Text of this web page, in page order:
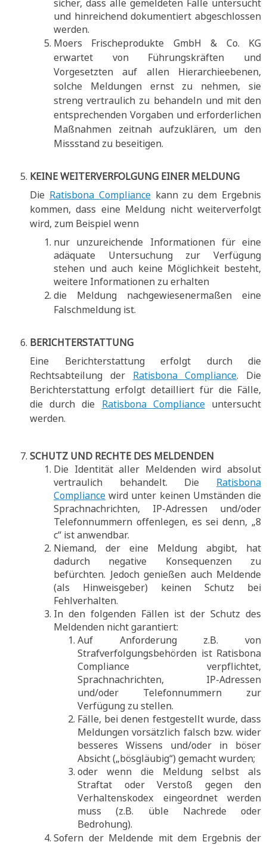
sicher, dass alle gemeldeten Fälle untersucht
und hinreichend dokumentiert abgeschlossen
werden.
Moers Frischeprodukte GmbH & Co. KG
erwartet von Führungskräften und
Vorgesetzten auf allen Hierarchieebenen,
solche Meldungen ernst zu nehmen, sie
streng vertraulich zu behandeln und mit den
entsprechenden Vorgaben und erforderlichen
Maßnahmen zeitnah aufzuklären, um den
Missstand zu beseitigen.
KEINE WEITERVERFOLGUNG EINER MELDUNG
Die Ratisbona Compliancekann zu dem Ergebnis
kommen, dass eine Meldung nicht weiterverfolgt
wird, zum Beispiel wenn
nur unzureichende Informationen für eine
adäquate Untersuchung zur Verfügung
stehen und auch keine Möglichkeit besteht,
weitere Informationen zu erhalten
die Meldung nachgewiesenermaßen eine
Falschmeldung ist.
BERICHTERSTATTUNG
Eine Berichterstattung erfolgt durch die
Rechtsabteilung der Ratisbona Compliance. Die
Berichterstattung erfolgt detailliert für die Fälle,
die durch die Ratisbona Complianceuntersucht
werden.
SCHUTZ UND RECHTE DES MELDENDEN
Die Identität aller Meldenden wird absolut
vertraulich behandelt. Die Ratisbona
Compliance wird unter keinen Umständen die
Sprachnachrichten, IP-Adressen und/oder
Telefonnummern offenlegen, es sei denn, „8
c“ ist anwendbar.
Niemand, der eine Meldung abgibt, hat
dadurch negative Konsequenzen zu
befürchten. Jedoch genießen auch Meldende
(als Hinweisgeber) keinen Schutz bei
Fehlverhalten.
In den folgenden Fällen ist der Schutz des
Meldenden nicht garantiert:
Auf Anforderung z.B. von
Strafverfolgungsbehörden ist Ratisbona
Compliance verpflichtet,
Sprachnachrichten, IP-Adressen
und/oder Telefonnummern zur
Verfügung zu stellen.
Fälle, bei denen festgestellt wurde, dass
Meldungen vorsätzlich falsch bzw. wider
besseres Wissens und/oder in böser
Absicht („bösgläubig“) gemacht wurden;
oder wenn die Meldung selbst als
Straftat oder Verstoß gegen den
Verhaltenskodex eingeordnet werden
muss (z.B. üble Nachrede oder
Bedrohung).
Sofern der Meldende mit dem Ergebnis der